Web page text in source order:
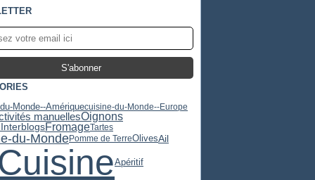
Monde--Amériquecuisine-du-Monde--Europe
manuellesOignons
FromageTartes
du-MondePomme de TerreOlivesAil
Apéritif